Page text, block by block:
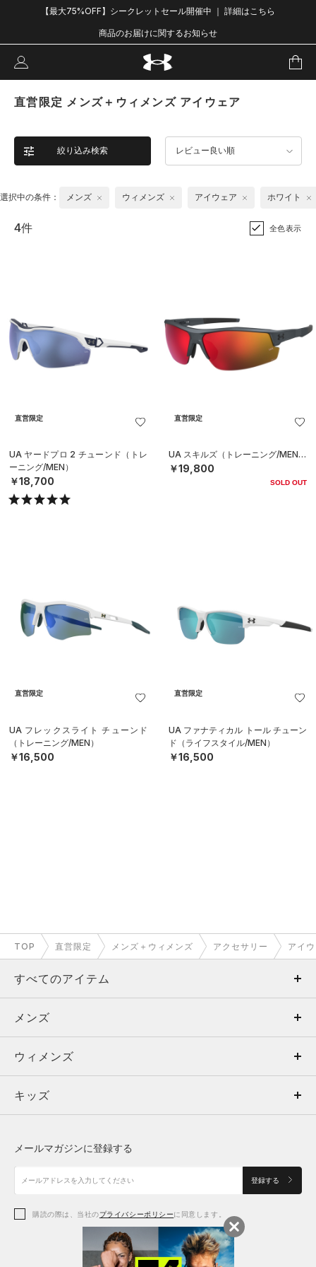
【最大75%OFF】シークレットセール開催中 ｜ 詳細はこちら
商品のお届けに関するお知らせ
直営限定 メンズ＋ウィメンズ アイウェア
絞り込み検索 レビュー良い順
選択中の条件： メンズ ウィメンズ アイウェア ホワイト
4件 全色表示
直営限定
UA ヤードプロ 2 チューンド（トレ
ーニング/MEN）
￥18,700
直営限定
UA スキルズ（トレーニング/MEN）
￥19,800
SOLD OUT
直営限定
UA フレックスライト チューンド
（トレーニング/MEN）
￥16,500
直営限定
UA ファナティカル トール チューン
ド（ライフスタイル/MEN）
￥16,500
TOP 直営限定 メンズ＋ウィメンズ アクセサリー アイ
すべてのアイテム
メンズ
ウィメンズ
キッズ
アクセサリー
メンズ
トップス
ボトムス
アクセサリー
ウィメンズ
トップス
シューズ
アクセサリー
キッズ
シューズ
メールマガジンに登録する
登録する
購読の際は、当社のプライバシーポリシーに同意します。